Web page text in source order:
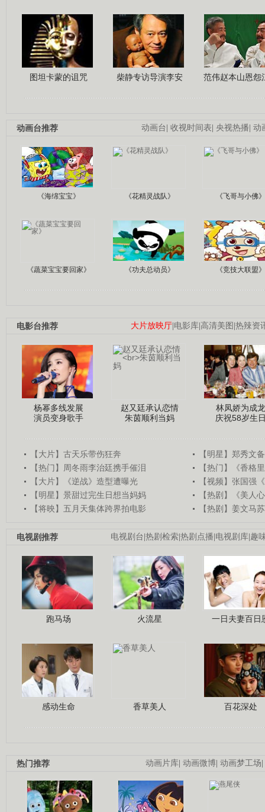
图坦卡蒙的诅咒 柴静专访导演李安 范伟赵本山恩怨
动画台| 收视时间表| 央视热播| 动
动画台推荐
《海绵宝宝》 《花精灵战队》 《飞哥与小佛》
《蔬菜宝宝要回家》 《功夫总动员》 《竞技大联盟》
大片放映厅|电影库|高清美图 |热辣资
电影台推荐
杨幂多线发展
演员变身歌手
赵又廷承认恋情
朱茵顺利当妈
林凤娇为成龙
庆祝58岁生
【大片】古天乐带伤狂奔
【明星】郑秀文
【热门】周冬雨李治廷携手催泪
【热门】《香格
【大片】《逆战》造型遭曝光
【视频】张国强
【明星】景甜过完生日想当妈妈
【热剧】《美人
【将映】五月天集体跨界拍电影
【热剧】姜文马
电视剧台|热剧检索|热剧点播|电视剧库|趣
电视剧推荐
跑马场 火流星 一日夫妻百日
感动生命 香草美人 百花深处
动画片库| 动画微博| 动画梦工场|
热门推荐